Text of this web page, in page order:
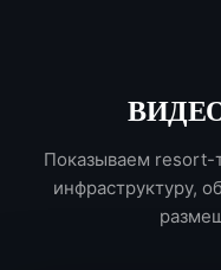
Показываем resort-
инфраструктуру,